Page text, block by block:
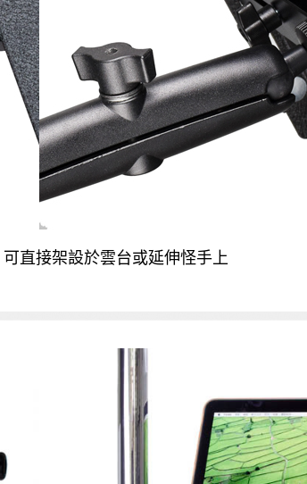
直接架設於雲台或延伸怪手上